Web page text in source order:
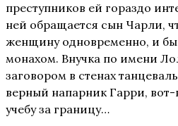
преступников ей гораздо
ней обращается сын Чарли,
женщину одновременно, и
монахом. Внучка по имени
заговором в стенах
верный напарник Гарри, вот-
учебу за границу…